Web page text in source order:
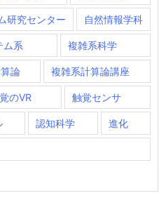
研究センター 自然情報学科
ム系 複雑系科学
論 複雑系計算論講座
のVR 触覚センサ
認知科学 進化